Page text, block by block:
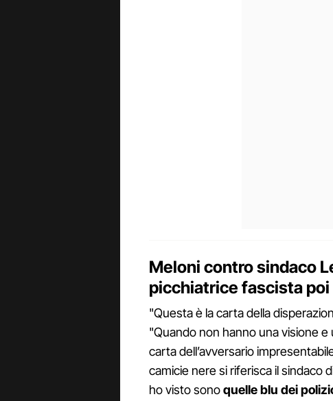
Meloni contro sindaco
picchiatrice fascista
"Questa è la carta della
"Quando non hanno una visione
carta dell’avversario
camicie nere si riferisca il sindaco
ho visto sonoquelle blu dei